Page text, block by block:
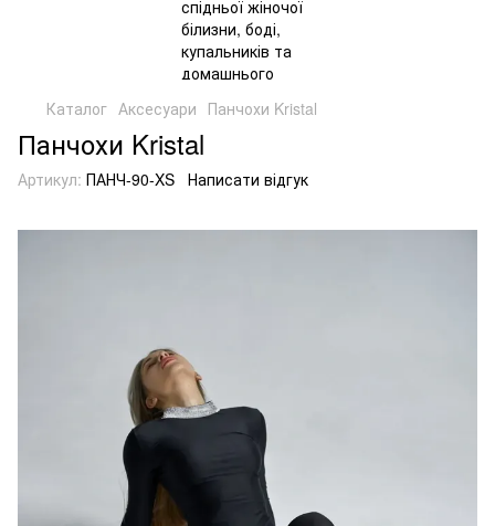
Каталог Аксесуари Панчохи Kristal
Панчохи Kristal
Артикул: ПАНЧ-90-XS Написати відгук